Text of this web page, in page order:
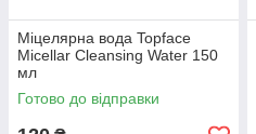
Міцелярна вода Topface
Micellar Cleansing Water 150
мл
Готово до відправки